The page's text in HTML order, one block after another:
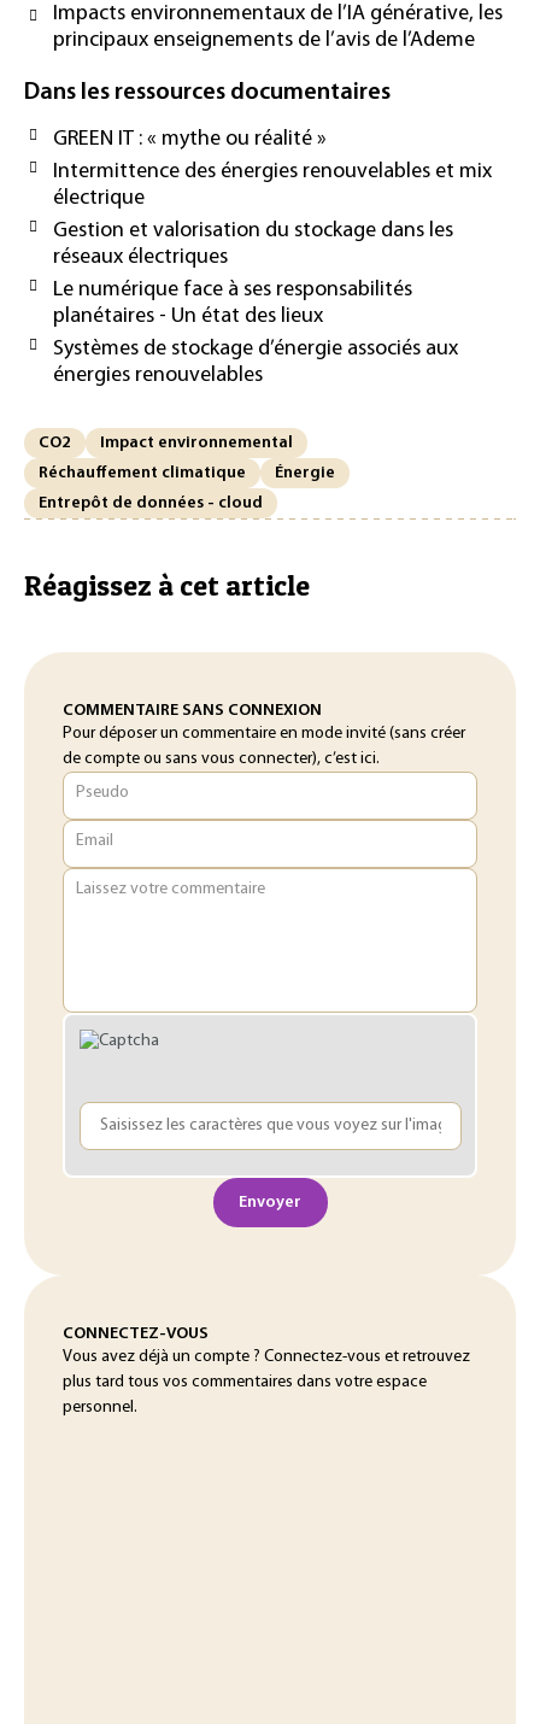
Impacts environnementaux de l’IA générative, les
principaux enseignements de l’avis de l’Ademe
Dans les ressources documentaires
GREEN IT : « mythe ou réalité »
Intermittence des énergies renouvelables et mix
électrique
Gestion et valorisation du stockage dans les
réseaux électriques
Le numérique face à ses responsabilités
planétaires - Un état des lieux
Systèmes de stockage d’énergie associés aux
énergies renouvelables
CO2
Impact environnemental
Réchauffement climatique
Énergie
Entrepôt de données - cloud
Réagissez à cet article
COMMENTAIRE SANS CONNEXION
Pour déposer un commentaire en mode invité (sans créer
de compte ou sans vous connecter), c’est ici.
Pseudo
Email
Laissez votre commentaire
Envoyer
CONNECTEZ-VOUS
Vous avez déjà un compte ? Connectez-vous et retrouvez
plus tard tous vos commentaires dans votre espace
personnel.